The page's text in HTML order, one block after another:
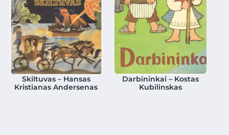
Skiltuvas – Hansas
Kristianas Andersenas
Darbininkai – Kostas
Kubilinskas